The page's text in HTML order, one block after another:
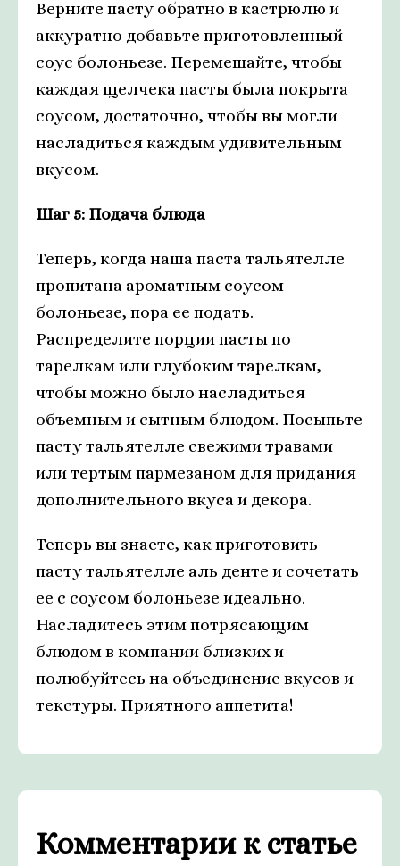
Верните пасту обратно в кастрюлю и
аккуратно добавьте приготовленный
соус болоньезе. Перемешайте, чтобы
каждая щелчека пасты была покрыта
соусом, достаточно, чтобы вы могли
насладиться каждым удивительным
вкусом.
Шаг 5: Подача блюда
Теперь, когда наша паста тальятелле
пропитана ароматным соусом
болоньезе, пора ее подать.
Распределите порции пасты по
тарелкам или глубоким тарелкам,
чтобы можно было насладиться
объемным и сытным блюдом. Посыпьте
пасту тальятелле свежими травами
или тертым пармезаном для придания
дополнительного вкуса и декора.
Теперь вы знаете, как приготовить
пасту тальятелле аль денте и сочетать
ее с соусом болоньезе идеально.
Насладитесь этим потрясающим
блюдом в компании близких и
полюбуйтесь на объединение вкусов и
текстуры. Приятного аппетита!
Комментарии к статье